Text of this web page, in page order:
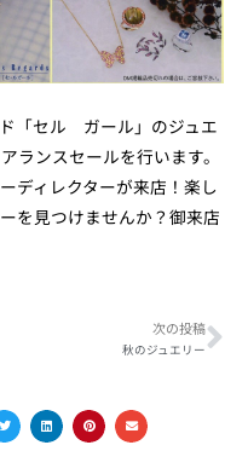
「セル ガール」のジュエ
ランスセールを行います。
ディレクターが来店！楽し
を見つけませんか？御来店
次の投稿
秋のジュエリー